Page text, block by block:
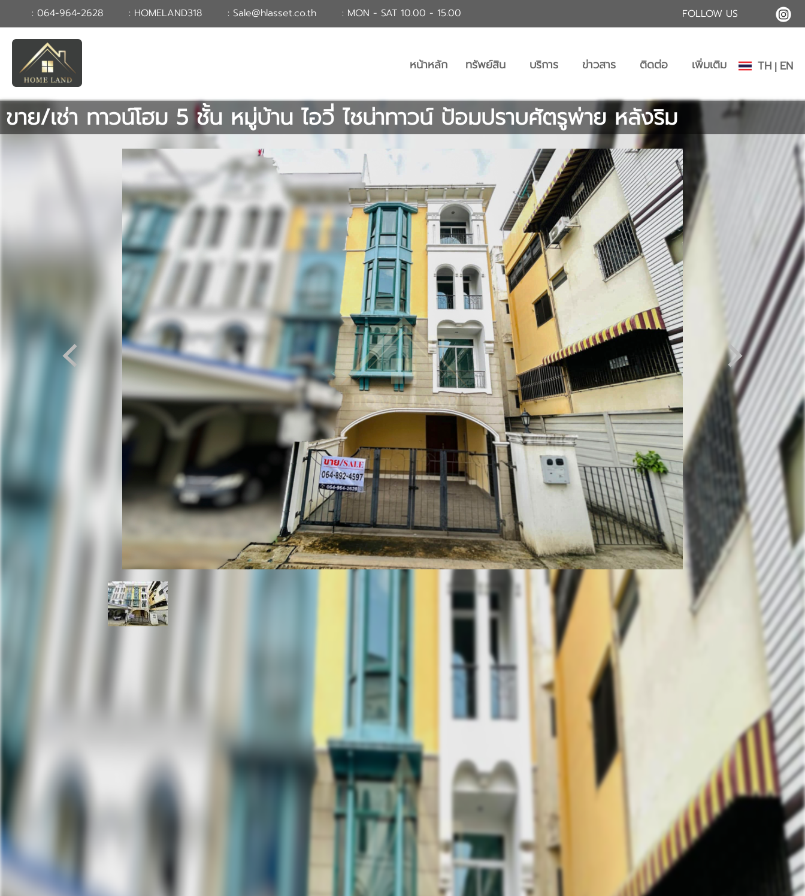
TH | EN
ระบบ
หรือ
สมัคร
สมาชิก
หน้าหลัก ทรัพย์สิน
บริการ
เพิ่มเติม
: 064-964-2628 : HOMELAND318 : Sale@hlasset.co.th : MON - SAT 10.00 - 15.00 FOLLOW US
หน้าหลัก ทรัพย์สิน บริการ ข่าวสาร ติดต่อ เพิ่มเติม TH EN
ขาย/เช่า ทาวน์โฮม 5 ชั้น หมู่บ้าน ไอวี่ ไชน่าทาวน์ ป้อมปราบศัตรูพ่าย หลังริม
รหัสทรัพย์BHL1006
ขาย/เช่า ทาวน์โฮม 5 ชั้น หมู่บ้าน ไอวี่ ไชน่าทาวน์
ป้อมปราบศัตรูพ่าย หลังริม
ถนน ไมตรีจิตต์ แขวงป้อมปราบ เขตป้อมปราบศัตรูพ่าย กรุงเทพ 10100
50,000.00 ฿
หน้าบ้านทิศเหนือ ทิศ
คุณ พีรญา (สมข์)
064-959-6424
Sale@hlasset.co.th
Contact Owner